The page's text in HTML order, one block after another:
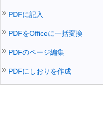
PDFに記入
PDFをOfficeに一括変換
PDFのページ編集
PDFにしおりを作成